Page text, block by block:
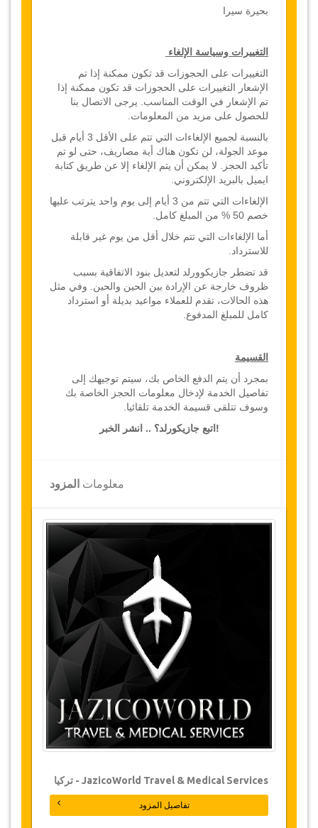
بحيرة سيرا
التغييرات وسياسة الإلغاء
التغييرات على الحجوزات قد تكون ممكنة إذا تم
الإشعار التغييرات على الحجوزات قد تكون ممكنة إذا
تم الإشعار في الوقت المناسب. يرجى الاتصال بنا
للحصول على مزيد من المعلومات.
بالنسبة لجميع الإلغاءات التي تتم على الأقل 3 أيام قبل
موعد الجولة، لن تكون هناك أية مصاريف، حتى لو تم
تأكيد الحجز. لا يمكن أن يتم الإلغاء إلا عن طريق كتابة
ايميل بالبريد الإلكتروني.
الإلغاءات التي تتم من 3 أيام إلى يوم واحد يترتب عليها
خصم 50 % من المبلغ كامل
أما الإلغاءات التي تتم خلال أقل من يوم غير قابلة
للاسترداد.
قد تضطر جازيكوورلد لتعديل بنود الاتفاقية بسبب
ظروف خارجة عن الإرادة بين الحين والحين. وفي مثل
هذه الحالات، تقدم للعملاء مواعيد بديلة أو استرداد
كامل للمبلغ المدفوع.
القسيمة
بمجرد أن يتم الدفع الخاص بك، سيتم توجيهك إلى
تفاصيل الخدمة لإدخال معلومات الحجز الخاصة بك
وسوف تتلقى قسيمة الخدمة تلقائيا.
!اتبع جازيكورلد؟ .. انشر الخبر
معلومات المزود
JazicoWorld Travel & Medical Services - تركيا
تفاصيل المزود